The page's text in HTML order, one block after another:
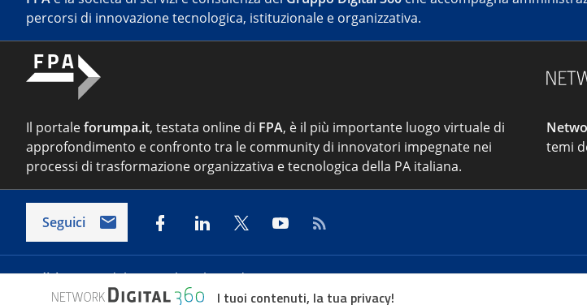
percorsi di innovazione tecnologica, istituzionale e organizzativa.
Il portaleforumpa.it, testata online di FPA, è il più importante luogo virtuale di
approfondimento e confronto tra le community di innovatori impegnate nei
processi di trasformazione organizzativa e tecnologica della PA italiana.
temi
Seguici
Indirizzo:Via del Porto Fluviale 67/d – 00154 Roma
I tuoi contenuti, la tua privacy!